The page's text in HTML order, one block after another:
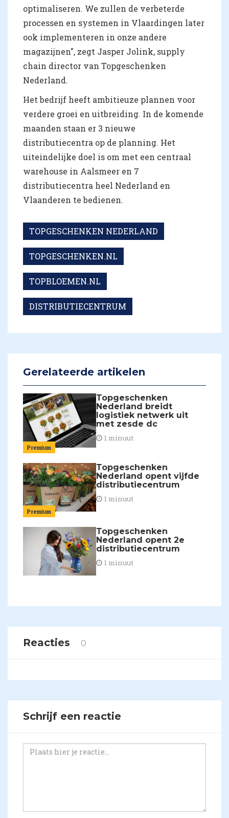
optimaliseren. We zullen de verbeterde
processen en systemen in Vlaardingen later
ook implementeren in onze andere
magazijnen", zegt Jasper Jolink, supply
chain director van Topgeschenken
Nederland.
Het bedrijf heeft ambitieuze plannen voor
verdere groei en uitbreiding. In de komende
maanden staan er 3 nieuwe
distributiecentra op de planning. Het
uiteindelijke doel is om met een centraal
warehouse in Aalsmeer en 7
distributiecentra heel Nederland en
Vlaanderen te bedienen.
TOPGESCHENKEN NEDERLAND
TOPGESCHENKEN.NL
TOPBLOEMEN.NL
DISTRIBUTIECENTRUM
Gerelateerde artikelen
Premium
Topgeschenken
Nederland breidt
logistiek netwerk uit
met zesde dc
1 minuut
Premium
Topgeschenken
Nederland opent vijfde
distributiecentrum
1 minuut
Topgeschenken
Nederland opent 2e
distributiecentrum
1 minuut
Reacties 0
Schrijf een reactie